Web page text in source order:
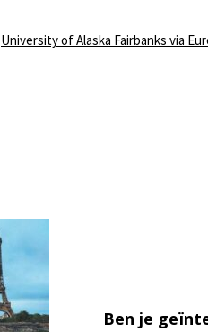
University of Alaska Fairbanks via
Ben je